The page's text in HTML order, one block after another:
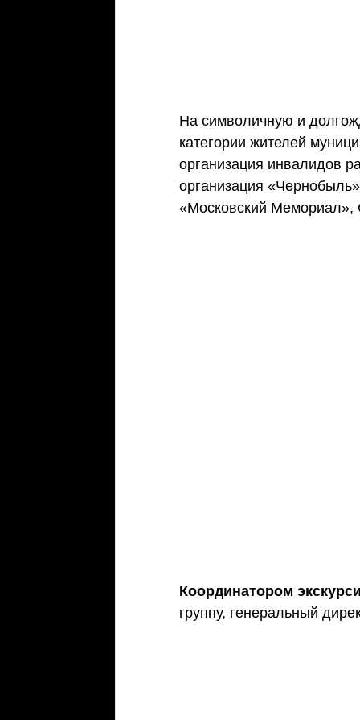
На символичную и
категории жителей
организация инвалидов
организация
«Московский Мемориал»,
Координатором
группу, генеральный